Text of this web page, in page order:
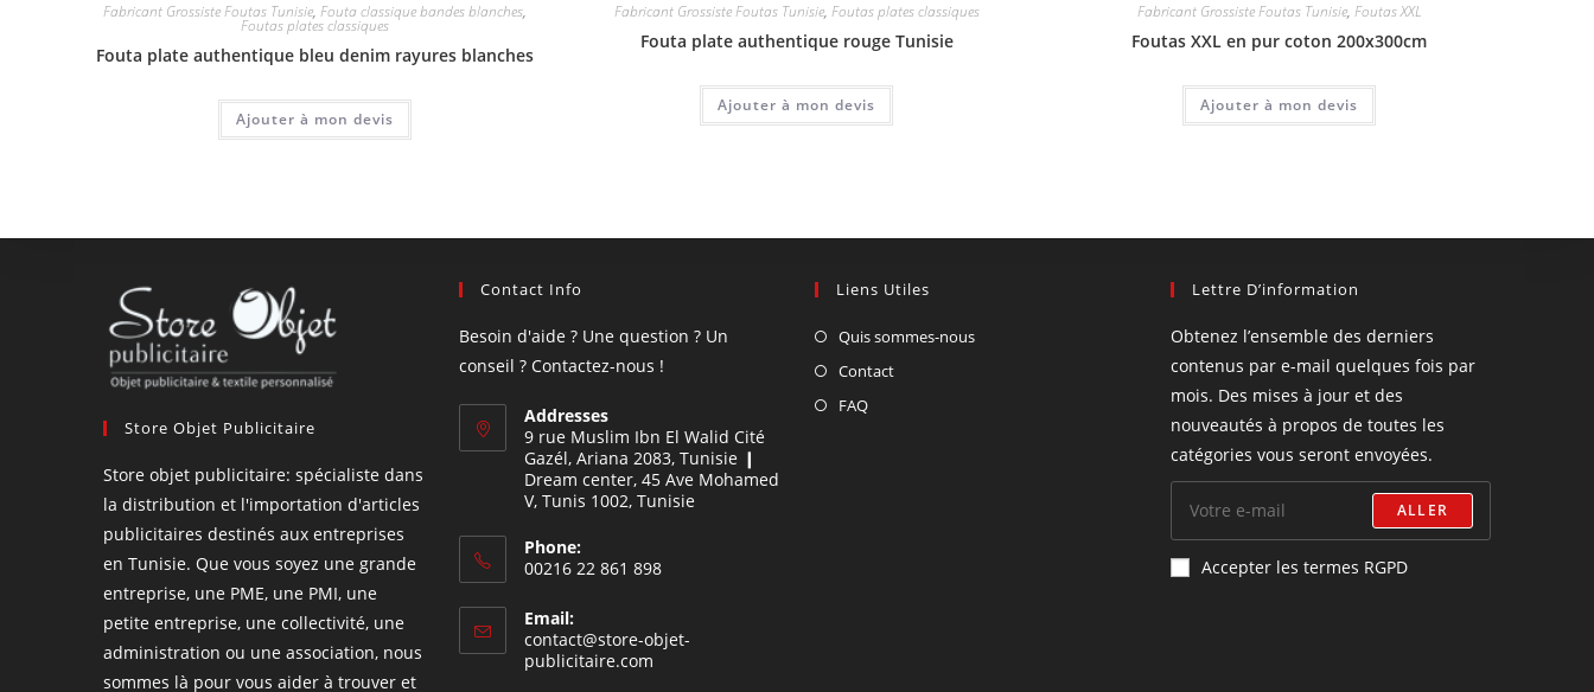
Fabricant Grossiste Foutas Tunisie, Fouta classique bandes blanches,
Foutas plates classiques
Fouta plate authentique bleu denim rayures blanches
Ajouter à mon devis
Fabricant Grossiste Foutas Tunisie, Foutas plates classiques
Fouta plate authentique rouge Tunisie
Ajouter à mon devis
Fabricant Grossiste Foutas Tunisie, Foutas XXL
Foutas XXL en pur coton 200x300cm
Ajouter à mon devis
Store Objet Publicitaire
Store objet publicitaire: spécialiste dans
la distribution et l'importation d'articles
publicitaires destinés aux entreprises
en Tunisie. Que vous soyez une grande
entreprise, une PME, une PMI, une
petite entreprise, une collectivité, une
administration ou une association, nous
sommes là pour vous aider à trouver et
Contact Info
Besoin d'aide ? Une question ? Un
conseil ? Contactez-nous !
Addresses
9 rue Muslim Ibn El Walid Cité
Gazél, Ariana 2083, Tunisie ❙
Dream center, 45 Ave Mohamed
V, Tunis 1002, Tunisie
Phone:
00216 22 861 898
Email:
contact@store-objet-
publicitaire.com
Liens Utiles
Quis sommes-nous
Contact
FAQ
Lettre D’information
Obtenez l’ensemble des derniers
contenus par e-mail quelques fois par
mois. Des mises à jour et des
nouveautés à propos de toutes les
catégories vous seront envoyées.
ALLER
Accepter les termes RGPD